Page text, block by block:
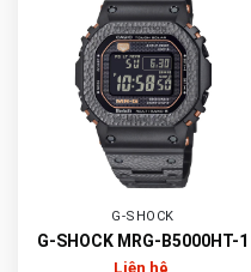
G-SHOCK
G-SHOCK MRG-B5000HT-1
Liên hệ